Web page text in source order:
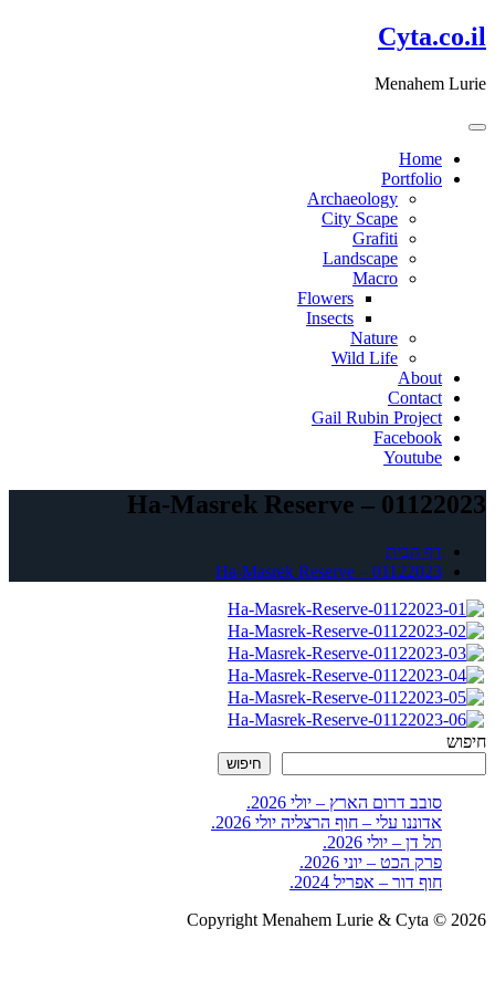
דלג
לתוכן
Cyta.co.il
Menahem Lurie
Home
Portfolio
Archaeology
City Scape
Grafiti
Landscape
Macro
Flowers
Insects
Nature
Wild Life
About
Contact
Gail Rubin Project
Facebook
Youtube
Ha-Masrek Reserve – 01122023
דף הבית
Ha-Masrek Reserve – 01122023
חיפוש
חיפוש
סובב דרום הארץ – יולי 2026.
אדוננו עלי – חוף הרצליה יולי 2026.
תל דן – יולי 2026.
פרק הכט – יוני 2026.
חוף דור – אפריל 2024.
Copyright Menahem Lurie & Cyta © 2026